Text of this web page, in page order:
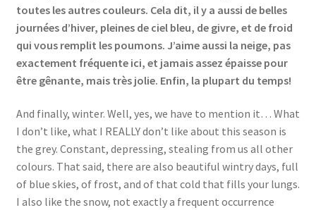
toutes les autres couleurs. Cela dit, il y a aussi de belles
journées d’hiver, pleines de ciel bleu, de givre, et de froid
qui vous remplit les poumons. J’aime aussi la neige, pas
exactement fréquente ici, et jamais assez épaisse pour
être gênante, mais très jolie. Enfin, la plupart du temps!
And finally, winter. Well, yes, we have to mention it… What
I don’t like, what I REALLY don’t like about this season is
the grey. Constant, depressing, stealing from us all other
colours. That said, there are also beautiful wintry days, full
of blue skies, of frost, and of that cold that fills your lungs.
I also like the snow, not exactly a frequent occurrence